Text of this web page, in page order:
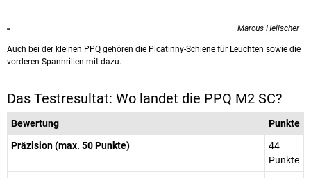
Marcus Heilscher
Auch bei der kleinen PPQ gehören die Picatinny-Schiene für Leuchten sowie die
vorderen Spannrillen mit dazu.
Das Testresultat: Wo landet die PPQ M2 SC?
Bewertung
Punkte
Präzision (max. 50 Punkte)
44
Punkte